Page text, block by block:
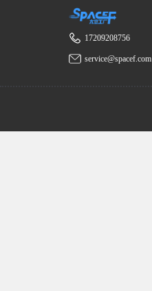
17209208756
service@spacef.com